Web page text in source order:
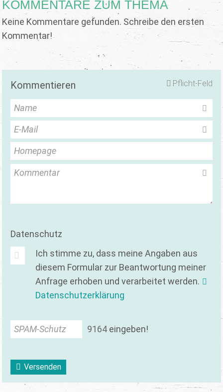
KOMMENTARE ZUM THEMA
Keine Kommentare gefunden. Schreibe den ersten
Kommentar!
Pflicht-Feld
Kommentieren
Name
E-Mail
Homepage
Kommentar
Datenschutz
Ich stimme zu, dass meine Angaben aus
diesem Formular zur Beantwortung meiner
Anfrage erhoben und verarbeitet werden.
Datenschutzerklärung
SPAM-Schutz 9164 eingeben!
Versenden